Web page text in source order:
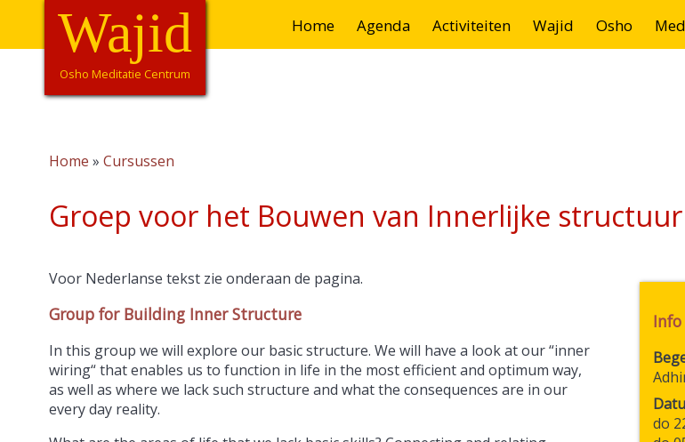
Overslaan
naar
Hoofdnavigatie
Home Agenda Activiteiten Wajid Osho
Wajid
Osho Meditatie Centrum
Home Cursussen
Groep voor het Bouwen van Innerlijke
Info
do
Voor Nederlanse tekst zie onderaan de pagina.
Group for Building Inner Structure
In this group we will explore our basic structure. We will have a look at our “inner
wiring“ that enables us to function in life in the most efficient and optimum way,
as well as where we lack such structure and what the consequences are in our
every day reality.